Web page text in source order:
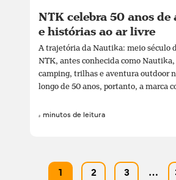
NTK celebra 50 anos de
e histórias ao ar livre
A trajetória da Nautika: meio século
NTK, antes conhecida como
camping, trilhas e aventura outdoor
longo de 50 anos, portanto, a marca
4 minutos de leitura
2 3 …